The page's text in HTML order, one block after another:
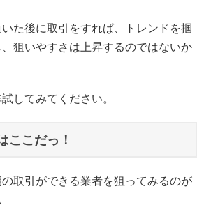
た後に取引をすれば、トレンドを掴
狙いやすさは上昇するのではないか
してみてください。
ここだっ！
取引ができる業者を狙ってみるのが